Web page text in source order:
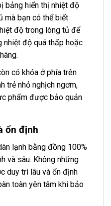
bảng hiển thị nhiệt độ
mà bạn có thể biết
độ trong lòng tủ để
nhiệt độ quá thấp hoặc
có khóa ở phía trên
trẻ nhỏ nghịch ngơm,
phẩm được bảo quản
ổn định
lạnh bằng đồng 100%
và sâu. Không những
duy trì lâu và ổn định
toàn yên tâm khi bảo